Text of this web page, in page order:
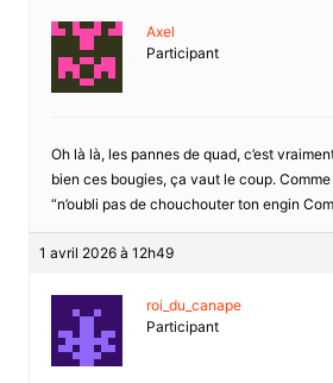
Axel
Participant
Oh là là, les pannes de quad, c’est
bien ces bougies, ça vaut le coup.
“n’oubli pas de chouchouter ton engin
1 avril 2026 à 12h49
roi_du_canape
Participant